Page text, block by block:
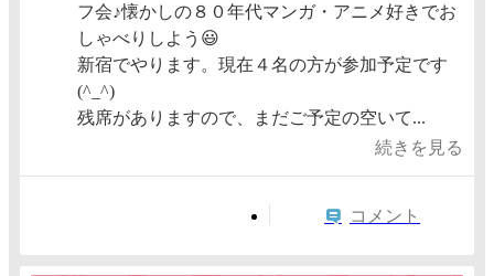
フ会♪懐かしの８０年代マンガ・アニメ好きでお
しゃべりしよう😃
新宿でやります。現在４名の方が参加予定です
(^_^)
残席がありますので、まだご予定の空いて...
続きを見る
コメント